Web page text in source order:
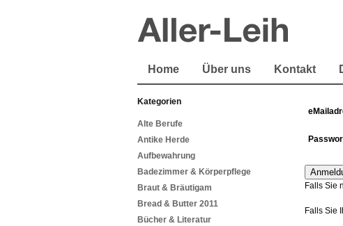
Home Über uns Kontakt
Kategorien
Alte Berufe
Antike Herde
Aufbewahrung
Badezimmer & Körperpflege
Braut & Bräutigam
Bread & Butter 2011
Bücher & Literatur
Falls Sie
Falls Sie